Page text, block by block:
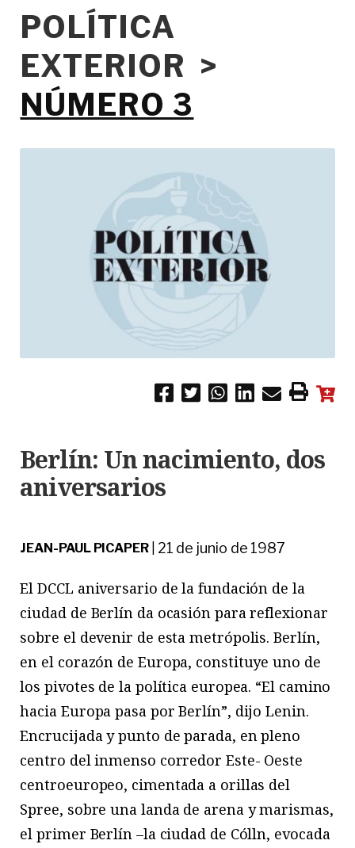
POLÍTICA
EXTERIOR >
NÚMERO 3
Berlín: Un nacimiento, dos
aniversarios
JEAN-PAUL PICAPER| 21 de junio de 1987
El DCCL aniversario de la fundación de la
ciudad de Berlín da ocasión para reflexionar
sobre el devenir de esta metrópolis. Berlín,
en el corazón de Europa, constituye uno de
los pivotes de la política europea. “El camino
hacia Europa pasa por Berlín”, dijo Lenin.
Encrucijada y punto de parada, en pleno
centro del inmenso corredor Este- Oeste
centroeuropeo, cimentada a orillas del
Spree, sobre una landa de arena y marismas,
el primer Berlín –la ciudad de Cólln, evocada